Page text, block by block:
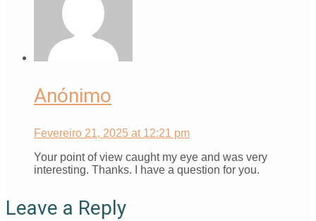
Anónimo
Fevereiro 21, 2025 at 12:21 pm
Your point of view caught my eye and was very
interesting. Thanks. I have a question for you.
Leave a Reply